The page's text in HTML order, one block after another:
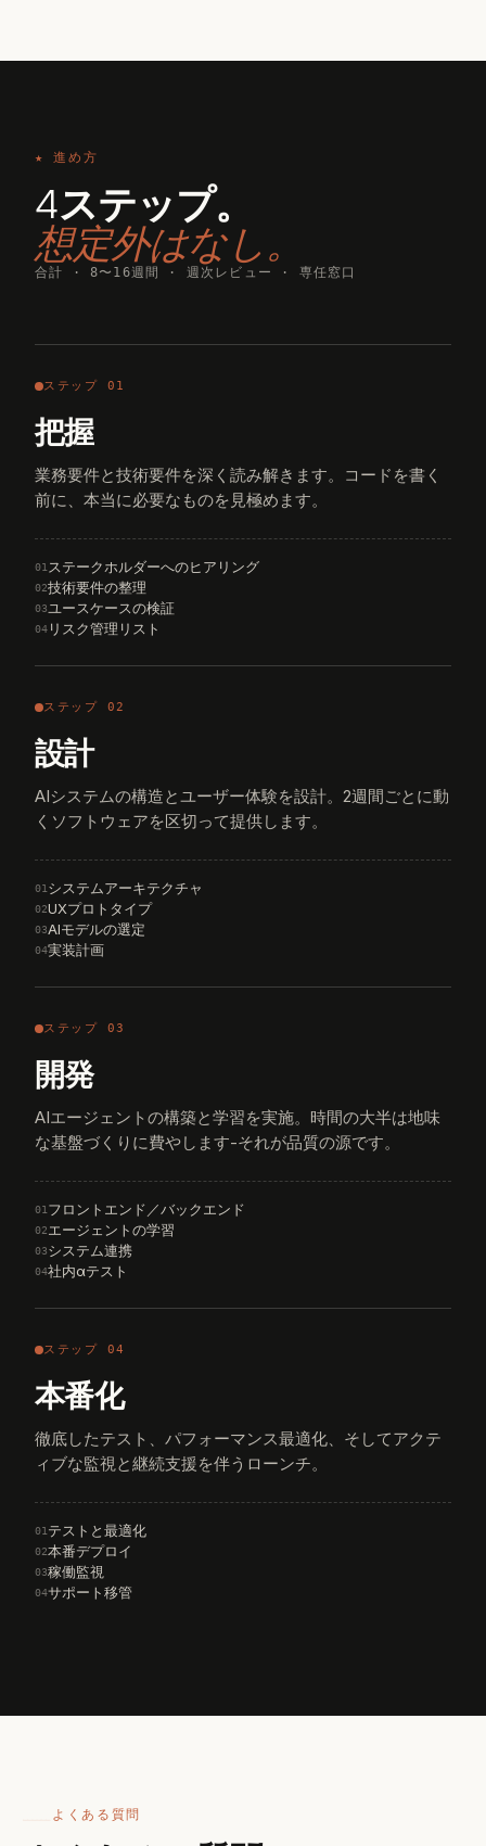
★ 進め方
4ステップ。
想定外はなし。
合計 · 8〜16週間 · 週次レビュー · 専任窓口
ステップ 01
把握
業務要件と技術要件を深く読み解きます。コードを書く
前に、本当に必要なものを見極めます。
01 ステークホルダーへのヒアリング
02技術要件の整理
03 ユースケースの検証
04 リスク管理リスト
ステップ 02
設計
AIシステムの構造とユーザー体験を設計。2週間ごとに動
くソフトウェアを区切って提供します。
01 システムアーキテクチャ
02UXプロトタイプ
03AIモデルの選定
04実装計画
ステップ 03
開発
AIエージェントの構築と学習を実施。時間の大半は地味
な基盤づくりに費やします-それが品質の源です。
01 フロントエンド／バックエンド
02エージェントの学習
03システム連携
04社内αテスト
ステップ 04
本番化
徹底したテスト、パフォーマンス最適化、そしてアクテ
ィブな監視と継続支援を伴うローンチ。
01 テストと最適化
02本番デプロイ
03稼働監視
04サポート移管
よくある質問